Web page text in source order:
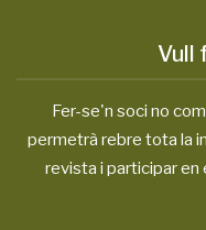
Vull
Fer-se'n soci no
permetrà rebre tota la
revista i participar en